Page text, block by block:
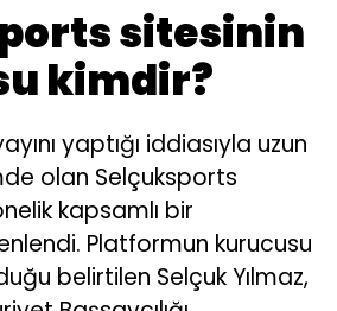
sitesinin
kimdir?
yaptığı iddiasıyla uzun
olan Selçuksports
kapsamlı bir
Platformun kurucusu
belirtilen Selçuk Yılmaz,